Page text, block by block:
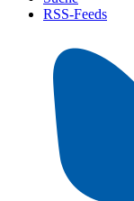
RSS-Feeds